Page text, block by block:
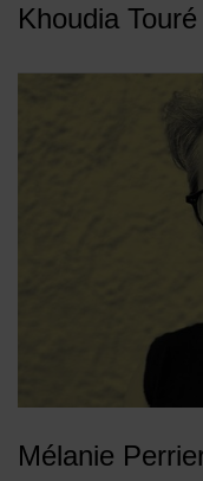
Khoudia Touré
Mélanie